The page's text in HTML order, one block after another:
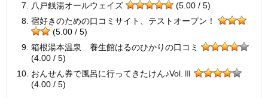
八戸銭湯オールウェイズ
(5.00 / 5)
宿好きのための口コミサイト、テストオープン！
(5.00 / 5)
箱根湯本温泉 養生館はるのひかりの口コミ
(4.00 / 5)
おんせん券で風呂に行ってきたけん♪Vol.Ⅲ
(4.00 / 5)